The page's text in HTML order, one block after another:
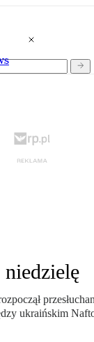
niedzielę
ukraińskim